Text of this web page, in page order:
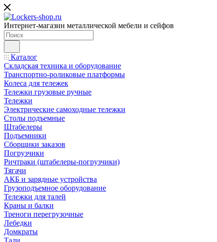
Интернет-магазин металлической мебели и сейфов
Каталог
Складская техника и оборудование
Транспортно-роликовые платформы
Колеса для тележек
Тележки грузовые ручные
Тележки
Электрические самоходные тележки
Столы подъемные
Штабелеры
Подъемники
Сборщики заказов
Погрузчики
Ричтраки (штабелеры-погрузчики)
Тягачи
АКБ и зарядные устройства
Грузоподъемное оборудование
Тележки для талей
Краны и балки
Треноги перегрузочные
Лебедки
Домкраты
Тали